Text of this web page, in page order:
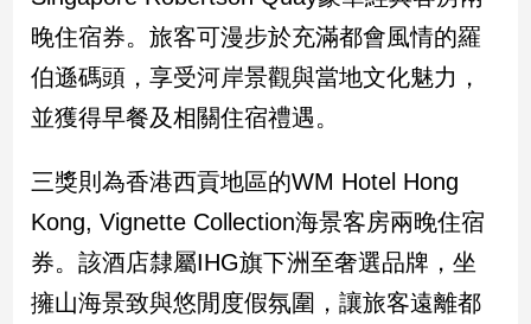
藝
術
文
／
影
推
薦
科
晚住宿券。旅客可漫步於充滿都會風情的羅
伯遜碼頭，享受河岸景觀與當地文化魅力，
並獲得早餐及相關住宿禮遇。
三獎則為香港西貢地區的WM Hotel Hong
Kong, Vignette Collection海景客房兩晚住宿
券。該酒店隸屬IHG旗下洲至奢選品牌，坐
擁山海景致與悠閒度假氛圍，讓旅客遠離都